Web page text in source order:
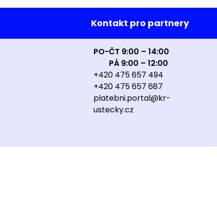
Kontakt pro partnery
PO-ČT 9:00 – 14:00
PÁ 9:00 – 12:00
+420 475 657 494
+420 475 657 687
platebni.portal@kr-
ustecky.cz